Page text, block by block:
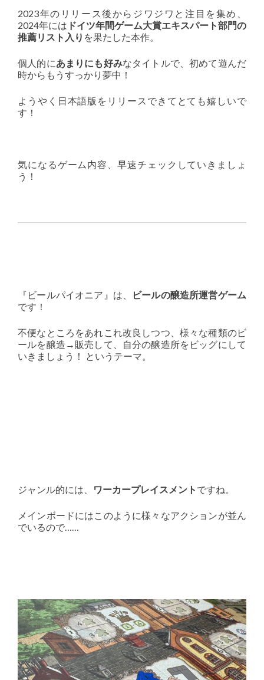
2023年のリリース後からジワジワと注目を集め、
2024年には ドイツ年間ゲーム大賞エキスパート部門の
推薦リスト入り を果たした本作。
個人的にあまりにも好みなタイトルで、初めて遊んだ
時からもうすっかり夢中！
ようやく日本語版をリリースできてとても嬉しいで
す！
気になるゲーム内容、早速チェックしていきましょ
う！
『ビールパイオニア』は、
ビールの醸造所運営ゲーム
です！
不便なところをあれこれ改良しつつ、様々な種類のビ
ールを醸造→販売して、自分の醸造所をビッグにして
いきましょう！ というテーマ。
ジャンル的には、 ワーカープレイスメント ですね。
メインボードにはこのように様々なアクションが並ん
でいるので……